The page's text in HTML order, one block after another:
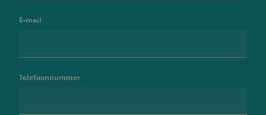
E-mail
Telefoonnummer